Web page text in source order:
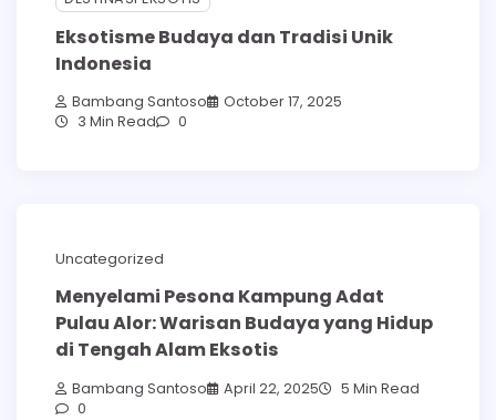
Eksotisme Budaya dan Tradisi Unik
Indonesia
Bambang Santoso
October 17, 2025
3 Min Read
0
Uncategorized
Menyelami Pesona Kampung Adat
Pulau Alor: Warisan Budaya yang Hidup
di Tengah Alam Eksotis
Bambang Santoso April 22, 2025
5 Min Read
0